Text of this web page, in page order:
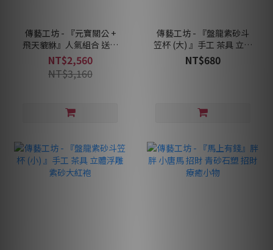
傳藝工坊 - 『元寶關公 +
飛天貔貅』人氣組合 送銅
元寶 青砂石 茶寵 招財 武
財神 擺飾
NT$2,560
NT$3,160
傳藝工坊 - 『盤龍紫砂斗
笠杯 (大) 』手工 茶具 立體
浮雕 紫砂黃段泥
NT$680